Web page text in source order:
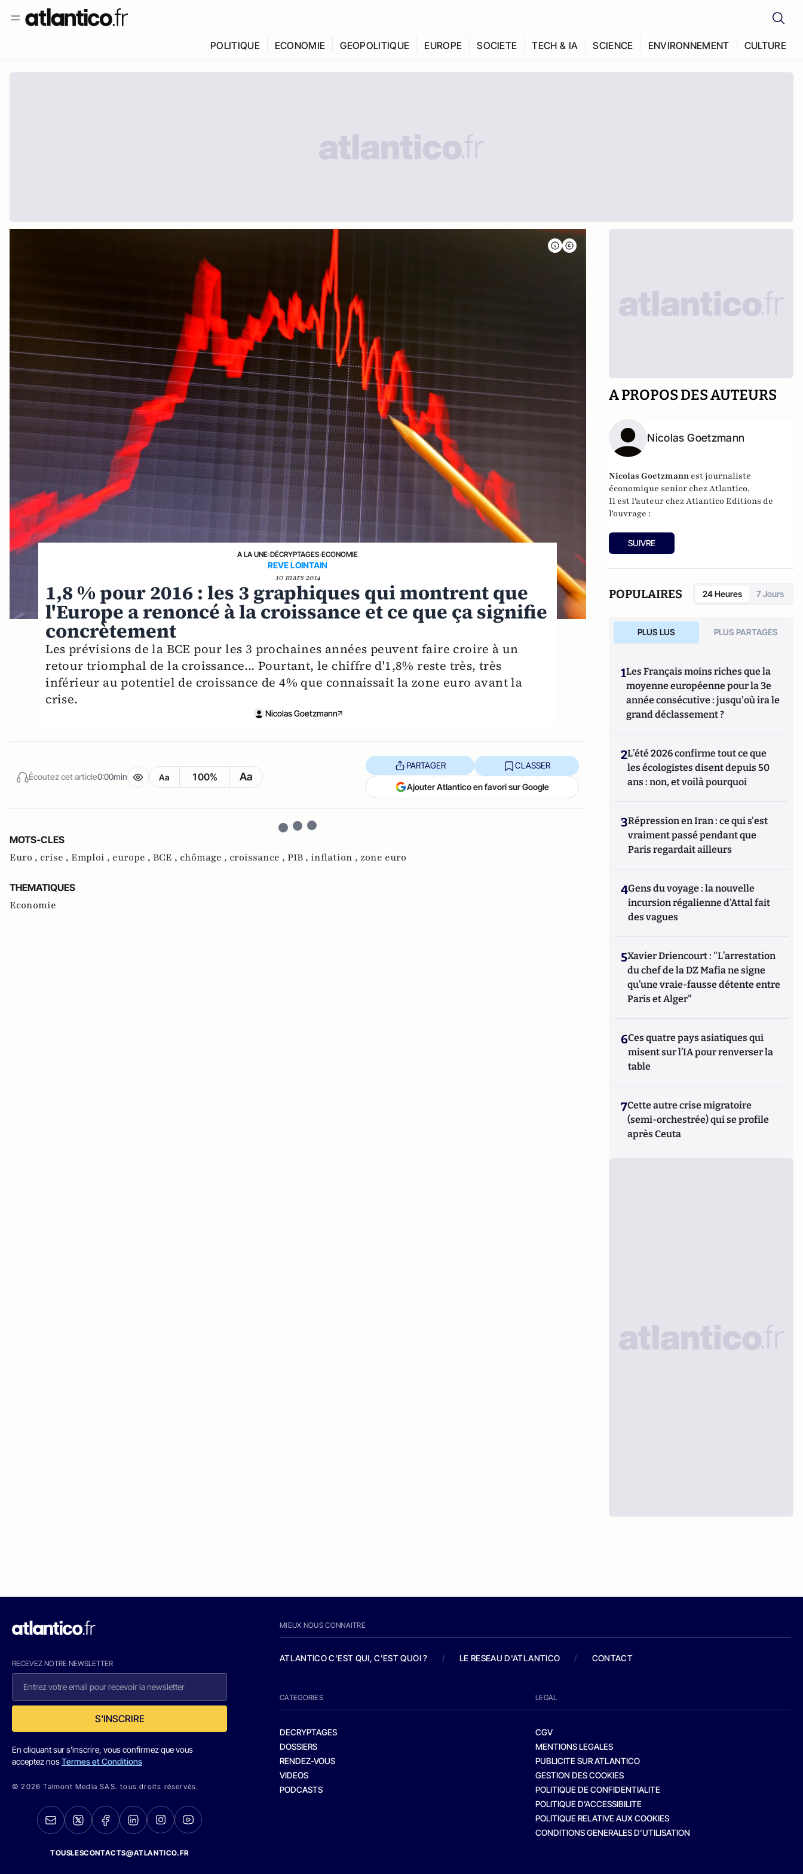
POLITIQUE ECONOMIE GEOPOLITIQUE EUROPE SOCIETE TECH & IA SCIENCE ENVIRONNEMENT CULTURE
A LA UNE›DÉCRYPTAGES›ECONOMIE
REVE LOINTAIN
10 mars 2014
1,8 % pour 2016 : les 3 graphiques qui montrent que
l'Europe a renoncé à la croissance et ce que ça signifie
concrètement
Les prévisions de la BCE pour les 3 prochaines années peuvent faire croire à un
retour triomphal de la croissance... Pourtant, le chiffre d'1,8% reste très, très
inférieur au potentiel de croissance de 4% que connaissait la zone euro avant la
crise.
Nicolas Goetzmann
Écoutez cet article0:00min Aa 100% Aa
PARTAGER CLASSER
Ajouter Atlantico en favori sur Google
MOTS-CLES
Euro , crise , Emploi , europe , BCE , chômage , croissance , PIB , inflation , zone euro
THEMATIQUES
Economie
A PROPOS DES AUTEURS
Nicolas Goetzmann
NicolasGoetzmann est journaliste
économique senior chez Atlantico.
Il est l'auteur chezAtlantico Editions de
l'ouvrage :
SUIVRE
POPULAIRES 24 Heures 7 Jours
PLUS LUS PLUS PARTAGES
1Les Français moins riches que la
moyenne européenne pour la 3e
année consécutive : jusqu'où ira le
grand déclassement ?
2L’été 2026 confirme tout ce que
les écologistes disent depuis 50
ans : non, et voilà pourquoi
3Répression en Iran : ce qui s'est
vraiment passé pendant que
Paris regardait ailleurs
4Gens du voyage : la nouvelle
incursion régalienne d'Attal fait
des vagues
5Xavier Driencourt : "L’arrestation
du chef de la DZ Mafia ne signe
qu’une vraie-fausse détente entre
Paris et Alger"
6Ces quatre pays asiatiques qui
misent sur l’IA pour renverser la
table
7Cette autre crise migratoire
(semi-orchestrée) qui se profile
après Ceuta
RECEVEZ NOTRE NEWSLETTER
S'INSCRIRE
En cliquant sur s'inscrire, vous confirmez que vous
acceptez nosTermes et Conditions
© 2026 Talmont Media SAS. tous droits réservés.
TOUSLESCONTACTS@ATLANTICO.FR
MIEUX NOUS CONNAITRE
ATLANTICO C'EST QUI, C'EST QUOI ? / LE RESEAU D'ATLANTICO / CONTACT
CATEGORIES
DECRYPTAGES
DOSSIERS
RENDEZ-VOUS
VIDEOS
PODCASTS
LEGAL
CGV
MENTIONS LEGALES
PUBLICITE SUR ATLANTICO
GESTION DES COOKIES
POLITIQUE DE CONFIDENTIALITE
POLITIQUE D’ACCESSIBILITE
POLITIQUE RELATIVE AUX COOKIES
CONDITIONS GENERALES D’UTILISATION